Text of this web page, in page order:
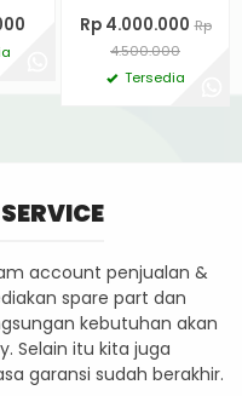
Rp 4.000.000 Rp
4.500.000
Tersedia
account penjualan &
spare part dan
kebutuhan akan
Selain itu kita juga
garansi sudah berakhir.